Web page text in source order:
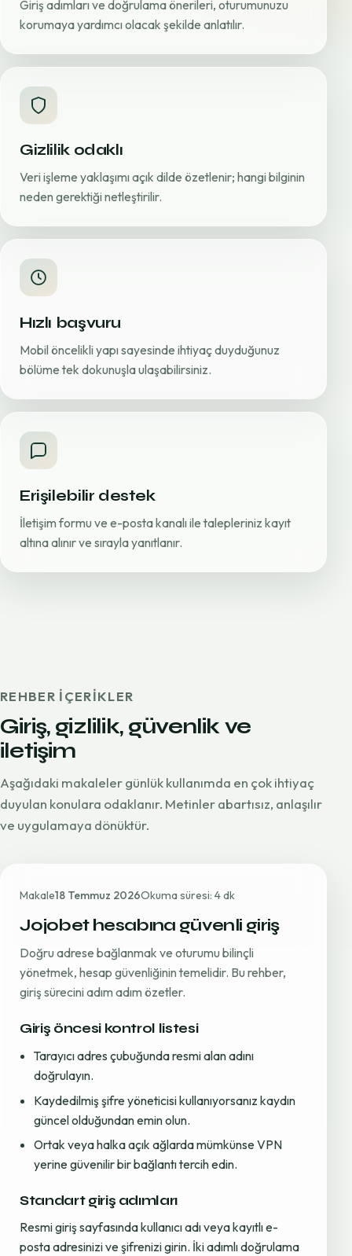
Giriş adımları ve doğrulama önerileri, oturumunuzu
korumaya yardımcı olacak şekilde anlatılır.
Gizlilik odaklı
Veri işleme yaklaşımı açık dilde özetlenir; hangi bilginin
neden gerektiği netleştirilir.
Hızlı başvuru
Mobil öncelikli yapı sayesinde ihtiyaç duyduğunuz
bölüme tek dokunuşla ulaşabilirsiniz.
Erişilebilir destek
İletişim formu ve e-posta kanalı ile talepleriniz kayıt
altına alınır ve sırayla yanıtlanır.
REHBER IÇERIKLER
Giriş, gizlilik, güvenlik ve
iletişim
Aşağıdaki makaleler günlük kullanımda en çok ihtiyaç
duyulan konulara odaklanır. Metinler abartısız, anlaşılır
ve uygulamaya dönüktür.
Makale18 Temmuz 2026Okuma süresi: 4 dk
Jojobet hesabına güvenli giriş
Doğru adrese bağlanmak ve oturumu bilinçli
yönetmek, hesap güvenliğinin temelidir. Bu rehber,
giriş sürecini adım adım özetler.
Giriş öncesi kontrol listesi
Tarayıcı adres çubuğunda resmi alan adını
doğrulayın.
Kaydedilmiş şifre yöneticisi kullanıyorsanız kaydın
güncel olduğundan emin olun.
Ortak veya halka açık ağlarda mümkünse VPN
yerine güvenilir bir bağlantı tercih edin.
Standart giriş adımları
Resmi giriş sayfasında kullanıcı adı veya kayıtlı e-
posta adresinizi ve şifrenizi girin. İki adımlı doğrulama